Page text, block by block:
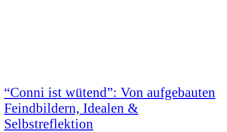
“Conni ist wütend”: Von aufgebauten
Feindbildern, Idealen &
Selbstreflektion